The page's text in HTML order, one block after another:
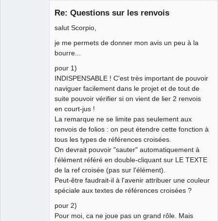
Re: Questions sur les renvois
salut Scorpio,
je me permets de donner mon avis un peu à la
bourre...
pour 1)
INDISPENSABLE ! C'est très important de pouvoir
naviguer facilement dans le projet et de tout de
suite pouvoir vérifier si on vient de lier 2 renvois
en court-jus !
La remarque ne se limite pas seulement aux
renvois de folios : on peut étendre cette fonction à
tous les types de références croisées.
On devrait pouvoir "sauter" automatiquement à
l'élément référé en double-cliquant sur LE TEXTE
de la ref croisée (pas sur l'élément).
Peut-être faudrait-il à l'avenir attribuer une couleur
spéciale aux textes de références croisées ?
pour 2)
Pour moi, ca ne joue pas un grand rôle. Mais